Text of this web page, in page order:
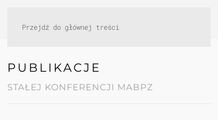
Przejdź do głównej treści
PUBLIKACJE
STAŁEJ KONFERENCJI MABPZ